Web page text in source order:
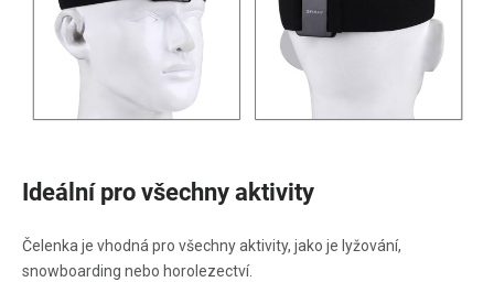
Ideální pro všechny aktivity
Čelenka je vhodná pro všechny aktivity, jako je lyžování,
snowboarding nebo horolezectví.